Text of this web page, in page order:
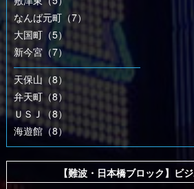
なんば元町（7）
大国町（5）
新今宮（7）
天保山（8）
弁天町（8）
ＵＳＪ（8）
海遊館（8）
【難波・日本橋ブロック】ビ